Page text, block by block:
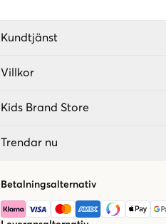
Kundtjänst
Villkor
Kids Brand Store
Trendar nu
Betalningsalternativ